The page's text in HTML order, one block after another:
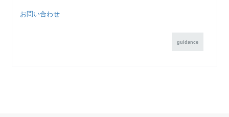
お問い合わせ
guidance